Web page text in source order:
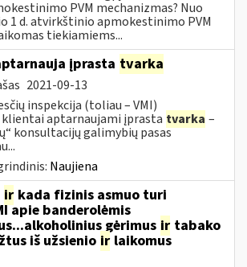
PVM mechanizmas? Nuo
1 d. atvirkštinio apmokestinimo PVM
tiekiamiems...
įprasta tvarka
2021-09-13
inspekcija (toliau – VMI)
aptarnaujami įprasta tvarka –
konsultacijų galimybių pasas
Naujiena
ir kada fizinis asmuo turi
apie banderolėmis
gėrimus ir tabako
iš užsienio ir laikomus